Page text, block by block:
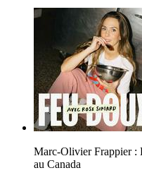
Marc-Olivier Frappier :
au Canada